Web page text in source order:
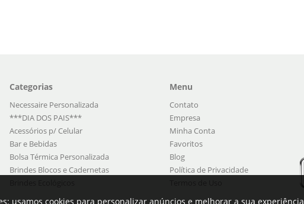
Categorias
Necessaire Personalizada
***DIA DOS PAIS***
Acessórios p/ Celular
Bar e Bebidas
Bolsa Térmica Personalizada
Brindes Blocos e Cadernetas
Menu
Contato
Empresa
Minha Conta
Favoritos
Blog
Política de Privacidade
usamos cookies para personalizar anúncios e melhorar a sua experiência